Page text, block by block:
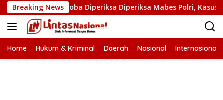
Langsung
ke
konten
Breaking News
Narkoba Diperiksa Diperiksa Mabes Polri, Kasus Apa?
Home Hukum & Kriminal Daerah Nasional Internasional